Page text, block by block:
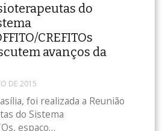
do
CREFITOs
avanços da
DE 2015
foi realizada a Reunião
do Sistema
espaço…